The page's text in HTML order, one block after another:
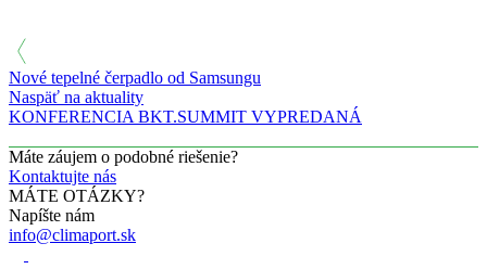
Nové tepelné čerpadlo od Samsungu
Naspäť na aktuality
KONFERENCIA BKT.SUMMIT VYPREDANÁ
Máte záujem o podobné riešenie?
Kontaktujte nás
MÁTE OTÁZKY?
Napíšte nám
info@climaport.sk